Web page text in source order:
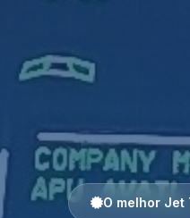
O melhor Jet